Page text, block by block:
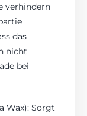
verhindern
das
nicht
bei
Wax): Sorgt